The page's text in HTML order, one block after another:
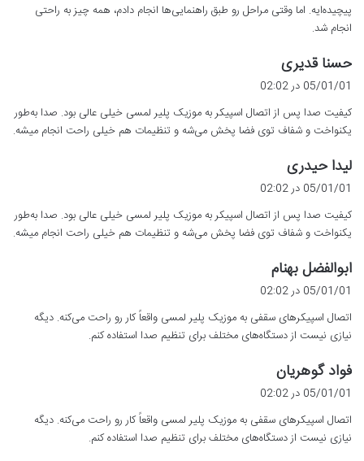
پیچیده‌ایه. اما وقتی مراحل رو طبق راهنمایی‌ها انجام دادم، همه چیز به راحتی
انجام شد.
حسنا قدیری
ف
05/01/01 در 02:02
کیفیت صدا پس از اتصال اسپیکر به موزیک پلیر لمسی خیلی عالی بود. صدا به‌طور
یکنواخت و شفاف توی فضا پخش می‌شه و تنظیمات هم خیلی راحت انجام میشه.
لیدا حیدری
ف
:
05/01/01 در 02:02
کیفیت صدا پس از اتصال اسپیکر به موزیک پلیر لمسی خیلی عالی بود. صدا به‌طور
یکنواخت و شفاف توی فضا پخش می‌شه و تنظیمات هم خیلی راحت انجام میشه.
ابوالفضل بهنام
ف
:
05/01/01 در 02:02
اتصال اسپیکرهای سقفی به موزیک پلیر لمسی واقعاً کار رو راحت می‌کنه. دیگه
نیازی نیست از دستگاه‌های مختلف برای تنظیم صدا استفاده کنم.
فواد گوهریان
ف
:
05/01/01 در 02:02
اتصال اسپیکرهای سقفی به موزیک پلیر لمسی واقعاً کار رو راحت می‌کنه. دیگه
نیازی نیست از دستگاه‌های مختلف برای تنظیم صدا استفاده کنم.